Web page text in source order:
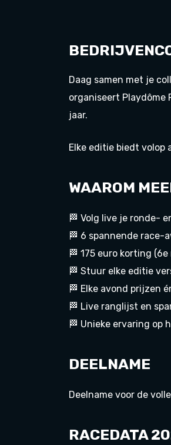
Daag samen met je
organiseert Playdôme
jaar.
Elke editie biedt
WAAROM
🏁 Volg live je ronde-
🏁 6 spannende
🏁 175 euro korting
🏁 Stuur elke editie
🏁 Elke avond prijzen
🏁 Live ranglijst en
🏁 Unieke ervaring op
DEELNAME
Deelname voor de
RACEDATA